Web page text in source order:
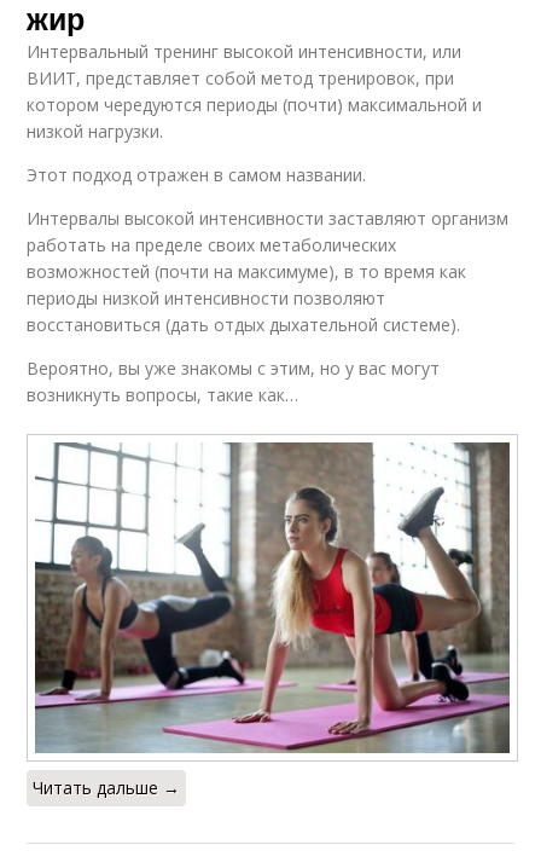
жир
Интервальный тренинг высокой интенсивности, или
ВИИТ, представляет собой метод тренировок, при
котором чередуются периоды (почти) максимальной и
низкой нагрузки.
Этот подход отражен в самом названии.
Интервалы высокой интенсивности заставляют организм
работать на пределе своих метаболических
возможностей (почти на максимуме), в то время как
периоды низкой интенсивности позволяют
восстановиться (дать отдых дыхательной системе).
Вероятно, вы уже знакомы с этим, но у вас могут
возникнуть вопросы, такие как…
Читать дальше →